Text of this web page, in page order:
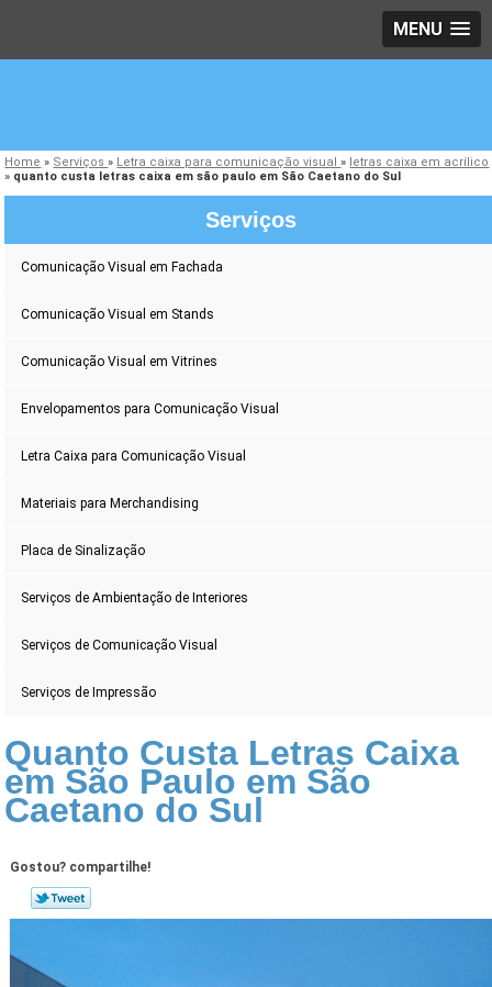
MENU
Home » Serviços» Letra caixa para comunicação visual» letras caixa em acrílico
» quanto custa letras caixa em são paulo em São Caetano do Sul
Serviços
Comunicação Visual em Fachada
Comunicação Visual em Stands
Comunicação Visual em Vitrines
Envelopamentos para Comunicação Visual
Letra Caixa para Comunicação Visual
Materiais para Merchandising
Placa de Sinalização
Serviços de Ambientação de Interiores
Serviços de Comunicação Visual
Serviços de Impressão
Quanto Custa Letras Caixa
em São Paulo em São
Caetano do Sul
Gostou? compartilhe!